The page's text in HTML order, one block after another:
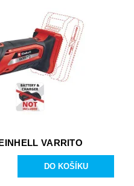
VARRITO